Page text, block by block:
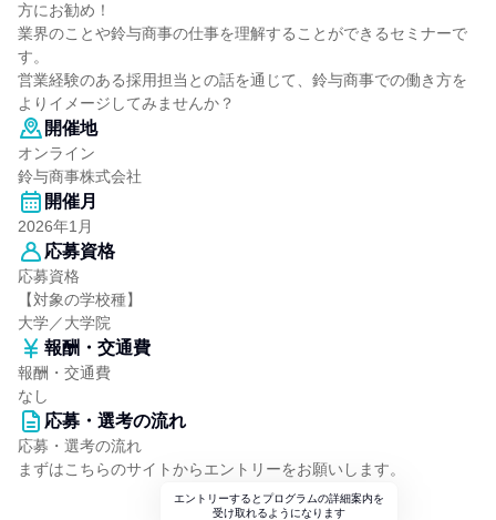
方にお勧め！
業界のことや鈴与商事の仕事を理解することができるセミナーで
す。
営業経験のある採用担当との話を通じて、鈴与商事での働き方を
よりイメージしてみませんか？
開催地
オンライン
鈴与商事株式会社
開催月
2026年1月
応募資格
応募資格
【対象の学校種】
大学／大学院
報酬・交通費
報酬・交通費
なし
応募・選考の流れ
応募・選考の流れ
まずはこちらのサイトからエントリーをお願いします。
エントリーするとプログラムの詳細案内を
受け取れるようになります